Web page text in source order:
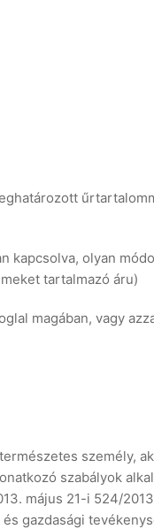
kapcsolva, olyan
tartalmazó áru)
magában, vagy
személy,
szabályok
május 21-i 524/
gazdasági